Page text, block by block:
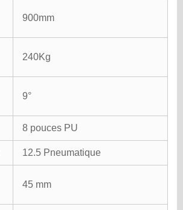
900mm
240Kg
9°
8 pouces PU
12.5 Pneumatique
45 mm